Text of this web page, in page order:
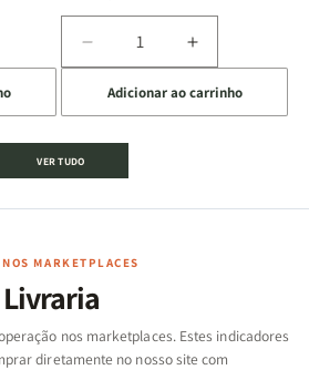
Diminuir
a
quantidade
de
Jogo
|
de
Aumentar
a
quantidade
de
|
Adicionar ao carrinho
VER TUDO
MARKETPLACES
nos marketplaces. Estes indicadores
diretamente no nosso site com